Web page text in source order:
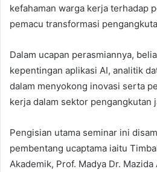
kefahaman warga kerja terhadap
pemacu transformasi
Dalam ucapan perasmiannya,
kepentingan aplikasi AI, analitik
dalam menyokong inovasi serta
kerja dalam sektor pengangkutan
Pengisian utama seminar ini
pembentang ucaptama iaitu
Akademik, Prof. Madya Dr. Mazida